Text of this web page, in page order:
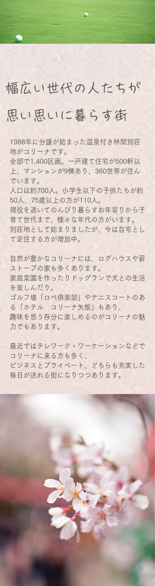
幅広い世代の人たちが
思い思いに暮らす街
1988年に分譲が始まった温泉付き林間別荘
地がコリーナです。
全部で1,400区画。一戸建て住宅が500軒以
上、マンションが9棟あり、360世帯が住ん
でいます。
人口は約700人。小学生以下の子供たちが約
50人、75歳以上の方が110人。
現役を退いてのんびり暮らすお年寄りから子
育て世代まで、様々な年代の方がいます。
別荘地として始まりましたが、今は自宅とし
て定住する方が増加中。
自然が豊かなコリーナには、ログハウスや薪
ストーブの家も多くあります。
家庭菜園を作ったりドッグランで犬との生活
を楽しんだり。
ゴルフ場「ロペ俱楽部」やテニスコートのあ
る「ホテル コリーナ矢板」もあり、
趣味を思う存分に楽しめるのがコリーナの魅
力でもあります。
最近ではテレワーク・ワーケーションなどで
コリーナに来る方も多く、
​ビジネスとプライベート、どちらも充実した
毎日が送れる街になりつつあります。